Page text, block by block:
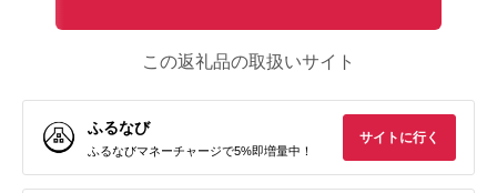
この返礼品の取扱いサイト
ふるなび
ふるなびマネーチャージで5%即増量中！
サイトに行く